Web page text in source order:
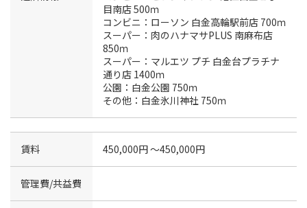
目南店 500ｍ
コンビニ：ローソン 白金高輪駅前店 700ｍ
スーパー：肉のハナマサPLUS 南麻布店
850ｍ
スーパー：マルエツ プチ 白金台プラチナ
通り店 1400ｍ
公園：白金公園 750ｍ
その他：白金氷川神社 750ｍ
賃料 450,000円 〜450,000円
管理費/共益費